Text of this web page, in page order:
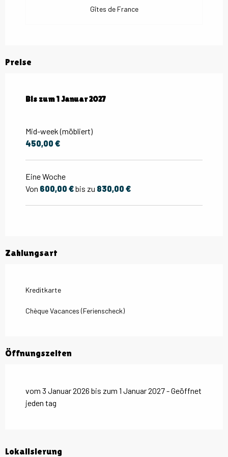
Gîtes de France
Preise
ab3 Januar 2026bis zum
Bis zum1 Januar 2027
Mid-week (möbliert)
450,00 €
Eine Woche
Von 600,00 €bis zu 830,00 €
Zahlungsart
Kreditkarte
Chèque Vacances (Ferienscheck)
Öffnungszeiten
vom 3 Januar 2026 bis zum 1 Januar 2027 - Geöffnet
jeden tag
Lokalisierung